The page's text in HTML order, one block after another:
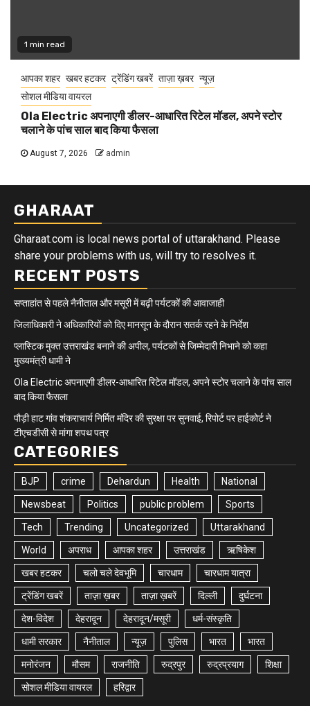
1 min read
आपका शहर खबर हटकर ट्रेंडिंग खबरें ताज़ा ख़बर न्यूज़
सोशल मीडिया वायरल
Ola Electric अपनाएगी डीलर-आधारित रिटेल मॉडल, अपने स्टोर
चलाने के पांच साल बाद किया फैसला
August 7, 2026 admin
GHARAAT
Gharaat.com is local news portal of uttarakhand. Please
share your problems with us, will try to resolves it.
RECENT POSTS
सप्ताहांत से पहले नैनीताल और मसूरी में बढ़ी पर्यटकों की आवाजाही
जिलाधिकारी ने अधिकारियों को दिए मानसून के दौरान सतर्क रहने के निर्देश
प्लास्टिक मुक्त उत्तराखंड बनाने की अपील, पर्यटकों से जिम्मेदारी निभाने को कहा
मुख्यमंत्री धामी ने
Ola Electric अपनाएगी डीलर-आधारित रिटेल मॉडल, अपने स्टोर चलाने के पांच साल
बाद किया फैसला
पौड़ी हाट गांव शंकराचार्य निर्मित मंदिर की सुरक्षा पर सुनवाई, रिपोर्ट पर हाईकोर्ट ने
टीएचडीसी से मांगा शपथ पत्र
CATEGORIES
BJP crime Dehardun Health National
Newsbeat Politics public problem Sports
Tech Trending Uncategorized Uttarakhand
World अपराध आपका शहर उत्तराखंड ऋषिकेश
खबर हटकर चलो चले देवभूमि चारधाम चारधाम यात्रा
ट्रेंडिंग खबरें ताज़ा ख़बर ताज़ा ख़बरें दिल्ली दुर्घटना
देश-विदेश देहरादून देहरादून/मसूरी धर्म-संस्कृति
धामी सरकार नैनीताल न्यूज़ पुलिस भारत भारत
मनोरंजन मौसम राजनीति रुद्रपुर रुद्रप्रयाग शिक्षा
सोशल मीडिया वायरल हरिद्वार